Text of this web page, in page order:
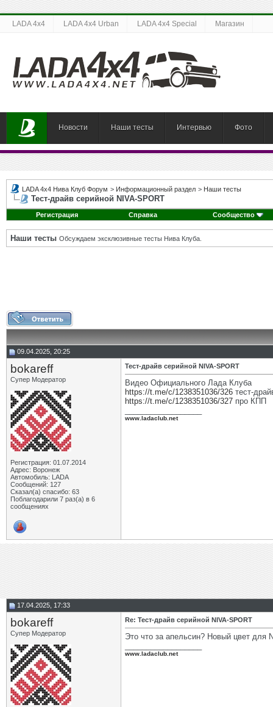
LADA 4x4 LADA 4x4 Urban LADA 4x4 Special Магазин
Новости Наши тесты Интервью Фото
LADA 4x4 Нива Клуб Форум > Информационный раздел > Наши тесты
Тест-драйв серийной NIVA-SPORT
Регистрация Справка Сообщество
Наши тесты Обсуждаем эксклюзивные тесты Нива Клуба.
09.04.2025, 20:25
bokareff
Супер Модератор
Регистрация: 01.07.2014
Адрес: Воронеж
Автомобиль: LADA
Сообщений: 127
Сказал(а) спасибо: 63
Поблагодарили 7 раз(а) в 6
сообщениях
Тест-драйв серийной NIVA-SPORT
Видео Официального Лада Клуба
https://t.me/c/1238351036/326 тест-
https://t.me/c/1238351036/327 про КПП
www.ladaclub.net
17.04.2025, 17:33
bokareff
Супер Модератор
Re: Тест-драйв серийной NIVA-SPORT
Это что за апельсин? Новый цвет для
www.ladaclub.net